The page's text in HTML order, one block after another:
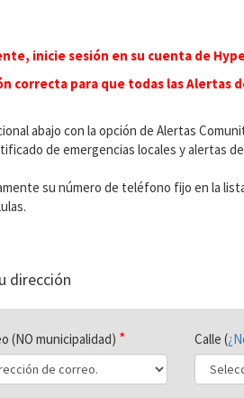
inicie sesión en su cuenta de
correcta para que todas las Alertas
abajo con la opción de Alertas
de emergencias locales y alertas
su número de teléfono fijo en la
dirección
(NO municipalidad) Calle (